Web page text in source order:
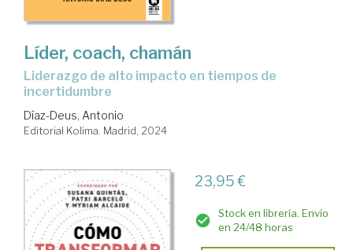
Líder, coach, chamán
Liderazgo de alto impacto en tiempos de
incertidumbre
Díaz-Deus, Antonio
Editorial Kolima. Madrid, 2024
23,95 €
Stock en librería. Envío
en 24/48 horas